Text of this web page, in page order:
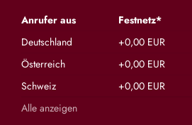
Anrufer aus Festnetz*
Deutschland
+0,00 EUR
Österreich
+0,00 EUR
Schweiz
+0,00 EUR
Alle anzeigen